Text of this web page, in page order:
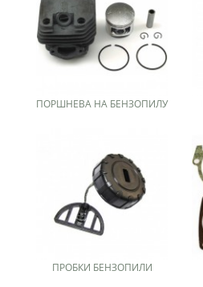
ПОРШНЕВА НА БЕНЗОПИЛУ
ПРОБКИ БЕНЗОПИЛИ